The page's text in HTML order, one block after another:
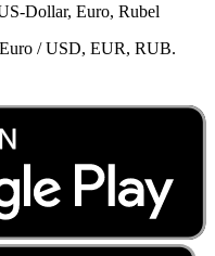
Euro, Rubel
/ USD, EUR, RUB.